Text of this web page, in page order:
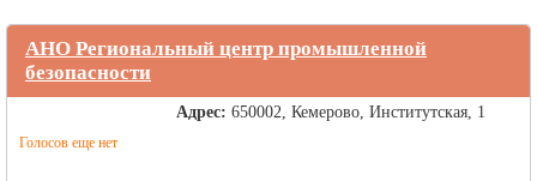
АНО Региональный центр промышленной
безопасности
Голосов еще нет
Адрес: 650002, Кемерово, Институтская, 1